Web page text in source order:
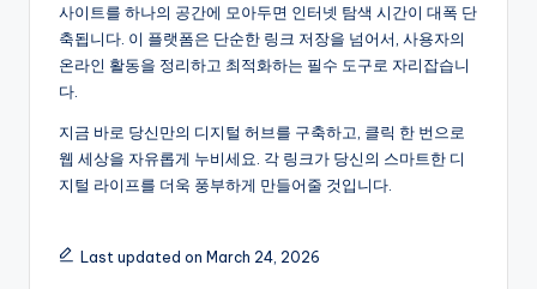
사이트를 하나의 공간에 모아두면 인터넷 탐색 시간이 대폭 단
축됩니다. 이 플랫폼은 단순한 링크 저장을 넘어서, 사용자의
온라인 활동을 정리하고 최적화하는 필수 도구로 자리잡습니
다.
지금 바로 당신만의 디지털 허브를 구축하고, 클릭 한 번으로
웹 세상을 자유롭게 누비세요. 각 링크가 당신의 스마트한 디
지털 라이프를 더욱 풍부하게 만들어줄 것입니다.
Last updated on March 24, 2026